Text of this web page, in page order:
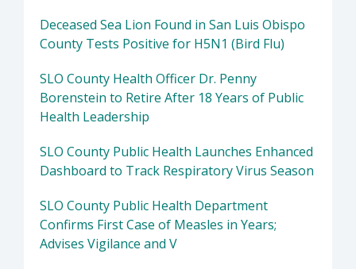
Deceased Sea Lion Found in San Luis Obispo
County Tests Positive for H5N1 (Bird Flu)
SLO County Health Officer Dr. Penny
Borenstein to Retire After 18 Years of Public
Health Leadership
SLO County Public Health Launches Enhanced
Dashboard to Track Respiratory Virus Season
SLO County Public Health Department
Confirms First Case of Measles in Years;
Advises Vigilance and V